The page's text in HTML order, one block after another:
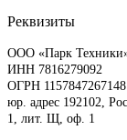
Реквизиты
ООО «Парк
ИНН 7816279092
ОГРН 1157847267148
юр. адрес 192102,
1, лит. Щ, оф. 1